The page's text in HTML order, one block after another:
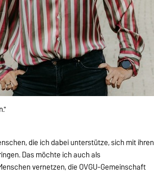
die ich dabei unterstütze, sich mit ihren
Das möchte ich auch als
vernetzen, die OVGU-Gemeinschaft